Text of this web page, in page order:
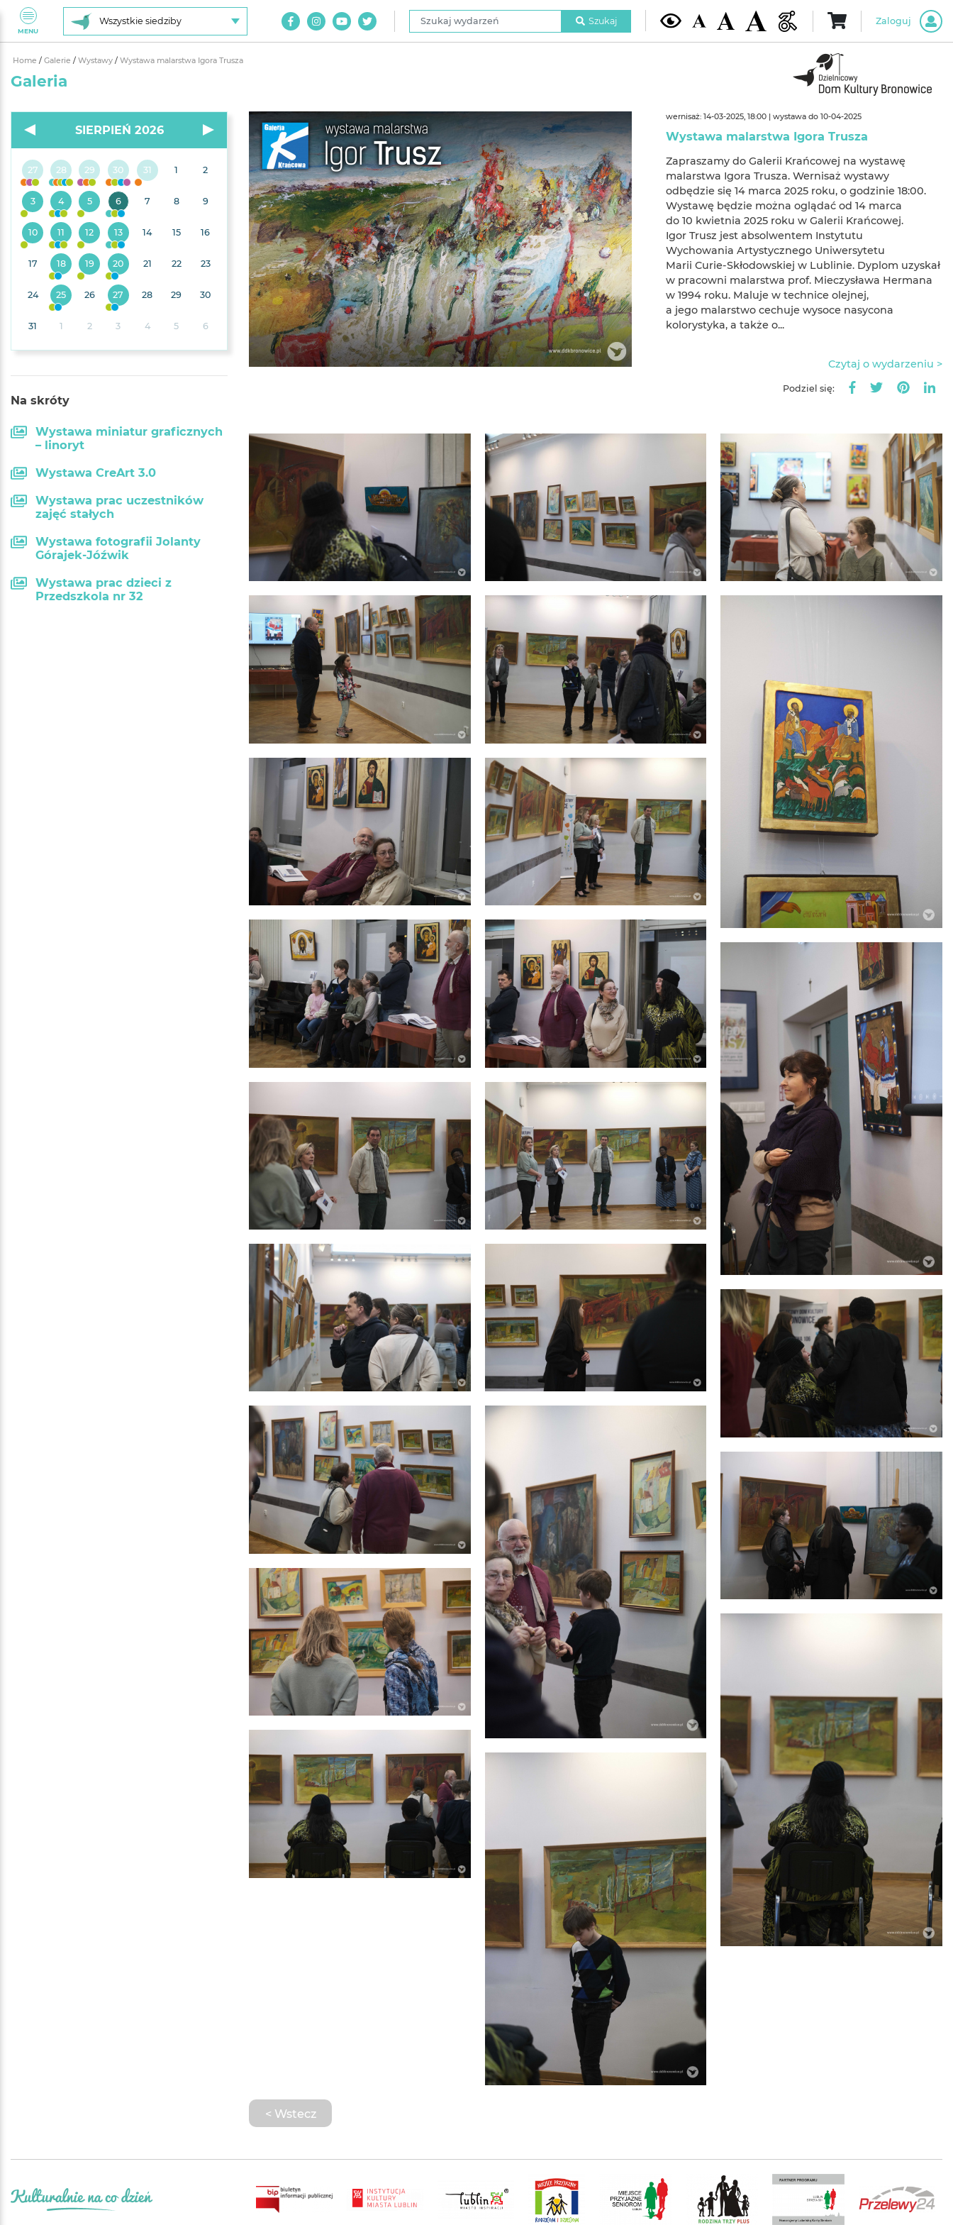
MENU
Wszystkie siedziby
Szukaj wydarzeń
Szukaj Zaloguj
Home / Galerie / Wystawy / Wystawa malarstwa Igora Trusza
Galeria
wernisaż: 14-03-2025, 18:00 | wystawa do 10-04-2025
Wystawa malarstwa Igora Trusza
Zapraszamy do Galerii Krańcowej na wystawę
malarstwa Igora Trusza. Wernisaż wystawy
odbędzie się 14 marca 2025 roku, o godzinie 18:00.
Wystawę będzie można oglądać od 14 marca
do 10 kwietnia 2025 roku w Galerii Krańcowej.
Igor Trusz jest absolwentem Instytutu
Wychowania Artystycznego Uniwersytetu
Marii Curie-Skłodowskiej w Lublinie. Dyplom uzyskał
w pracowni malarstwa prof. Mieczysława Hermana
w 1994 roku. Maluje w technice olejnej,
a jego malarstwo cechuje wysoce nasycona
kolorystyka, a także o...
Czytaj o wydarzeniu >
Podziel się:
< Wstecz
SIERPIEŃ 2026
27 28 29 30 31 1 2
3 4 5 6 7 8 9
10 11 12 13 14 15 16
17 18 19 20 21 22 23
24 25 26 27 28 29 30
31 1 2 3 4 5 6
Na skróty
Wystawa miniatur graficznych
– linoryt
Wystawa CreArt 3.0
Wystawa prac uczestników
zajęć stałych
Wystawa fotografii Jolanty
Górajek-Jóźwik
Wystawa prac dzieci z
Przedszkola nr 32